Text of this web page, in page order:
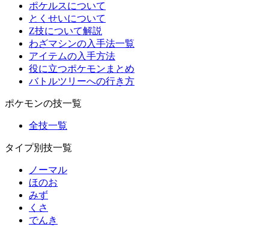
ポケルスについて
とくせいについて
Z技について解説
わざマシンの入手法一覧
アイテムの入手方法
役に立つポケモンまとめ
バトルツリーへの行き方
ポケモンの技一覧
全技一覧
タイプ別技一覧
ノーマル
ほのお
みず
くさ
でんき